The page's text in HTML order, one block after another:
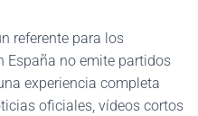
referente para los
España no emite partidos
experiencia completa
oficiales, vídeos cortos